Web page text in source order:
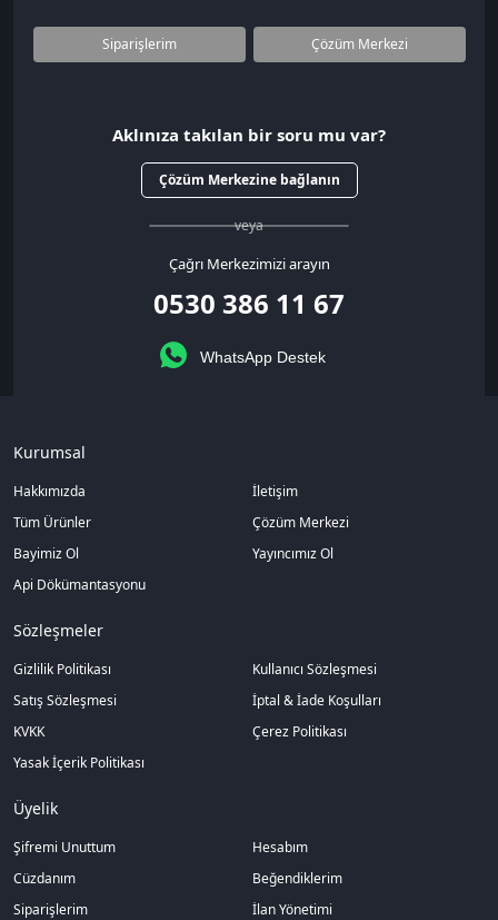
Siparişlerim Çözüm Merkezi
Aklınıza takılan bir soru mu var?
Çözüm Merkezine bağlanın
veya
Çağrı Merkezimizi arayın
0530 386 11 67
WhatsApp Destek
Kurumsal
Hakkımızda
İletişim
Tüm Ürünler
Çözüm Merkezi
Bayimiz Ol
Yayıncımız Ol
Api Dökümantasyonu
Sözleşmeler
Gizlilik Politikası
Kullanıcı Sözleşmesi
Satış Sözleşmesi
İptal & İade Koşulları
KVKK
Çerez Politikası
Yasak İçerik Politikası
Üyelik
Şifremi Unuttum
Hesabım
Cüzdanım
Beğendiklerim
Siparişlerim
İlan Yönetimi